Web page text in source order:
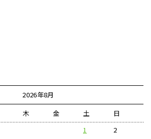
2026年8月
木 金 土
日
1
2